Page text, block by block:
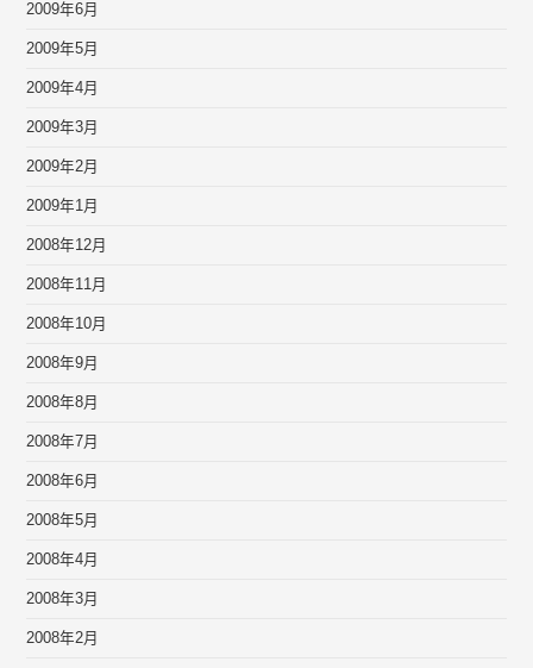
2009年6月
2009年5月
2009年4月
2009年3月
2009年2月
2009年1月
2008年12月
2008年11月
2008年10月
2008年9月
2008年8月
2008年7月
2008年6月
2008年5月
2008年4月
2008年3月
2008年2月